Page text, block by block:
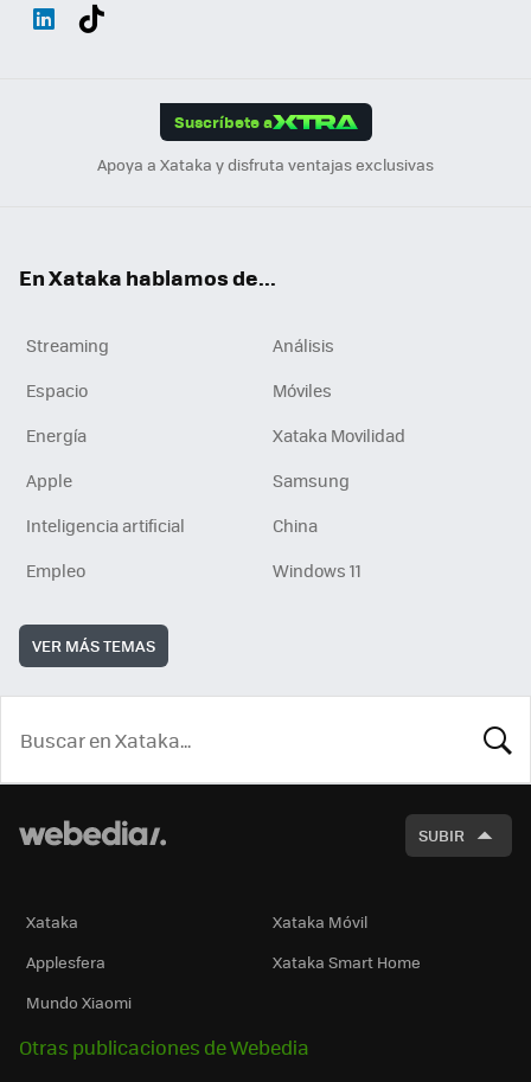
Suscríbete a
Apoya a Xataka y disfruta ventajas exclusivas
En Xataka hablamos de...
Streaming
Análisis
Espacio
Móviles
Energía
Xataka Movilidad
Apple
Samsung
Inteligencia artificial
China
Empleo
Windows 11
VER MÁS TEMAS
SUBIR
Xataka
Xataka Móvil
Applesfera
Xataka Smart Home
Mundo Xiaomi
Otras publicaciones de Webedia